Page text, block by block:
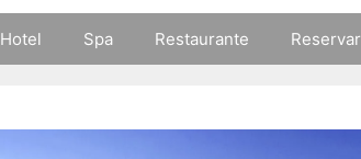
Hotel Spa Restaurante Reservar